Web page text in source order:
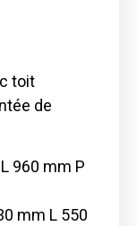
toit
de
960 mm P
mm L 550